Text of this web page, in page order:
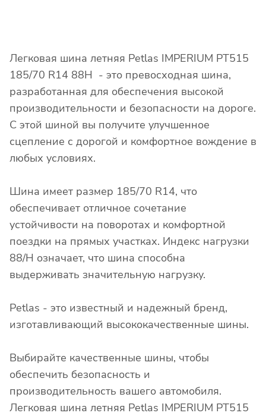
Легковая шина летняя Petlas IMPERIUM PT515
185/70 R14 88H - это превосходная шина,
разработанная для обеспечения высокой
производительности и безопасности на дороге.
С этой шиной вы получите улучшенное
сцепление с дорогой и комфортное вождение в
любых условиях.
Шина имеет размер 185/70 R14, что
обеспечивает отличное сочетание
устойчивости на поворотах и комфортной
поездки на прямых участках. Индекс нагрузки
88/H означает, что шина способна
выдерживать значительную нагрузку.
Petlas - это известный и надежный бренд,
изготавливающий высококачественные шины.
Выбирайте качественные шины, чтобы
обеспечить безопасность и
производительность вашего автомобиля.
Легковая шина летняя Petlas IMPERIUM PT515